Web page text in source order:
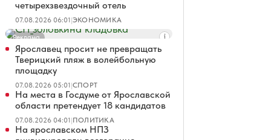
четырехзвездочный отель
07.08.2026 06:01|ЭКОНОМИКА
Реклама
Ярославец просит не превращать
Тверицкий пляж в волейбольную
площадку
07.08.2026 05:01|СПОРТ
На места в Госдуме от Ярославской
области претендует 18 кандидатов
07.08.2026 04:01|ПОЛИТИКА
На ярославском НПЗ